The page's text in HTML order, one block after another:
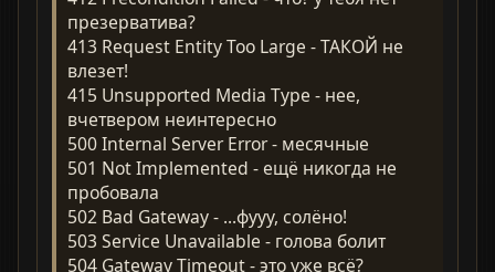
презерватива?
413 Request Entity Too Large - ТАКОЙ не
влезет!
415 Unsupported Media Type - нее,
вчетвером неинтересно
500 Internal Server Error - месячные
501 Not Implemented - ещё никогда не
пробовала
502 Bad Gateway - ...фууу, солёно!
503 Service Unavailable - голова болит
504 Gateway Timeout - это уже всё?